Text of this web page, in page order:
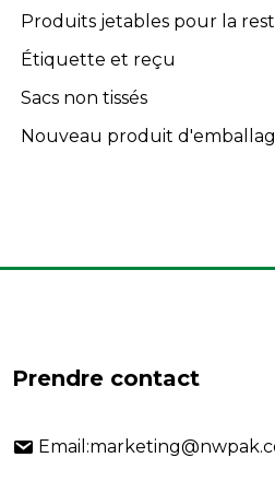
Produits jetables pour la
Étiquette et reçu
Sacs non tissés
Nouveau produit
Prendre contact